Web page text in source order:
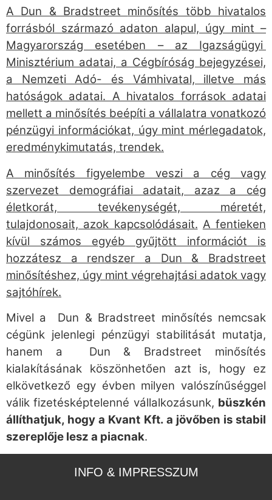
A Dun & Bradstreet minősítés több hivatalos
forrásból származó adaton alapul, úgy mint –
Magyarország esetében – az Igazságügyi
Minisztérium adatai, a Cégbíróság bejegyzései,
a Nemzeti Adó- és Vámhivatal, illetve más
hatóságok adatai. A hivatalos források adatai
mellett a minősítés beépíti a vállalatra vonatkozó
pénzügyi információkat, úgy mint mérlegadatok,
eredménykimutatás, trendek.
A minősítés figyelembe veszi a cég vagy
szervezet demográfiai adatait, azaz a cég
életkorát, tevékenységét, méretét,
tulajdonosait, azok kapcsolódásait. A fentieken
kívül számos egyéb gyűjtött információt is
hozzátesz a rendszer a Dun & Bradstreet
minősítéshez, úgy mint végrehajtási adatok vagy
sajtóhírek.
Mivel a Dun & Bradstreet minősítés nemcsak
cégünk jelenlegi pénzügyi stabilitását mutatja,
hanem a Dun & Bradstreet minősítés
kialakításának köszönhetően azt is, hogy ez
elkövetkező egy évben milyen valószínűséggel
válik fizetésképtelenné vállalkozásunk, büszkén
állíthatjuk, hogy a Kvant Kft. a jövőben is stabil
szereplője lesz a piacnak.
INFO & IMPRESSZUM